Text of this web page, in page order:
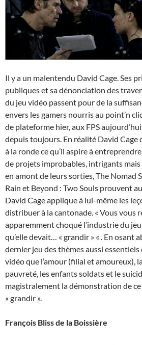
Il y a un malentendu David Cage. Ses
publiques et sa dénonciation des
du jeu vidéo passent pour de la
envers les gamers nourris au point’n
de plateforme hier, aux FPS
depuis toujours. En réalité David Cage
à la ronde ce qu’il aspire à
de projets improbables, intrigants
en amont de leurs sorties, The Nomad
Rain et Beyond : Two Souls prouvent
David Cage applique à lui-même les
distribuer à la cantonade. « Vous vous
apparemment choqué l’industrie du
qu’elle devait… « grandir » « . En osant
dernier jeu des thèmes aussi essentiels
vidéo que l’amour (filial et amoureux),
pauvreté, les enfants soldats et le
magistralement la démonstration de
« grandir ».
François Bliss de la Boissière